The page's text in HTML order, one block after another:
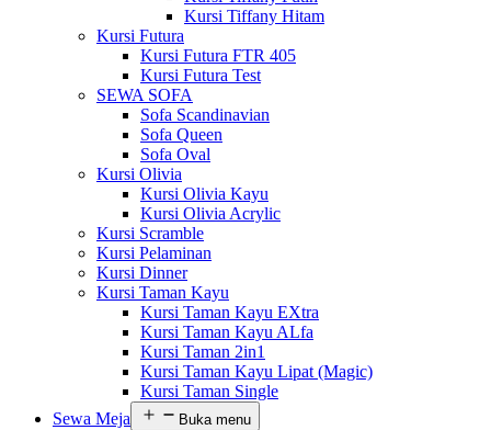
Kursi Tiffany Hitam
Kursi Futura
Kursi Futura FTR 405
Kursi Futura Test
SEWA SOFA
Sofa Scandinavian
Sofa Queen
Sofa Oval
Kursi Olivia
Kursi Olivia Kayu
Kursi Olivia Acrylic
Kursi Scramble
Kursi Pelaminan
Kursi Dinner
Kursi Taman Kayu
Kursi Taman Kayu EXtra
Kursi Taman Kayu ALfa
Kursi Taman 2in1
Kursi Taman Kayu Lipat (Magic)
Kursi Taman Single
Sewa Meja
Buka menu